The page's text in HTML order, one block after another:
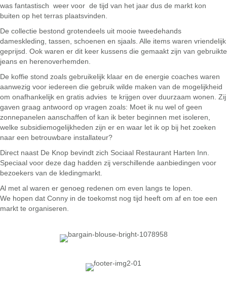
was fantastisch weer voor de tijd van het jaar dus de markt kon
buiten op het terras plaatsvinden.
De collectie bestond grotendeels uit mooie tweedehands
dameskleding, tassen, schoenen en sjaals. Alle items waren vriendelijk
geprijsd. Ook waren er dit keer kussens die gemaakt zijn van gebruikte
jeans en herenoverhemden.
De koffie stond zoals gebruikelijk klaar en de energie coaches waren
aanwezig voor iedereen die gebruik wilde maken van de mogelijkheid
om onafhankelijk en gratis advies te krijgen over duurzaam wonen. Zij
gaven graag antwoord op vragen zoals: Moet ik nu wel of geen
zonnepanelen aanschaffen of kan ik beter beginnen met isoleren,
welke subsidiemogelijkheden zijn er en waar let ik op bij het zoeken
naar een betrouwbare installateur?
Direct naast De Knop bevindt zich Sociaal Restaurant Harten Inn.
Speciaal voor deze dag hadden zij verschillende aanbiedingen voor
bezoekers van de kledingmarkt.
Al met al waren er genoeg redenen om even langs te lopen.
We hopen dat Conny in de toekomst nog tijd heeft om af en toe een
markt te organiseren.